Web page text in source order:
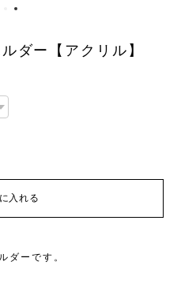
ダー【アクリル】
入れる
ダーです。